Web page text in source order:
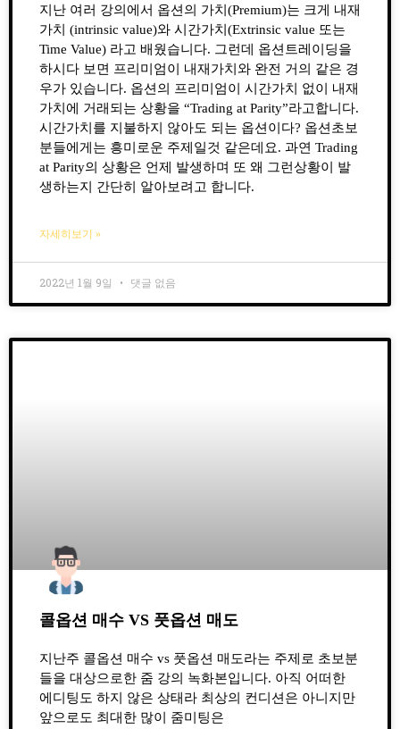
지난 여러 강의에서 옵션의 가치(Premium)는 크게 내재
가치 (intrinsic value)와 시간가치(Extrinsic value 또는
Time Value) 라고 배웠습니다. 그런데 옵션트레이딩을
하시다 보면 프리미엄이 내재가치와 완전 거의 같은 경
우가 있습니다. 옵션의 프리미엄이 시간가치 없이 내재
가치에 거래되는 상황을 “Trading at Parity”라고합니다.
시간가치를 지불하지 않아도 되는 옵션이다? 옵션초보
분들에게는 흥미로운 주제일것 같은데요. 과연 Trading
at Parity의 상황은 언제 발생하며 또 왜 그런상황이 발
생하는지 간단히 알아보려고 합니다.
자세히보기 »
2022년 1월 9일 댓글 없음
콜옵션 매수 VS 풋옵션 매도
지난주 콜옵션 매수 vs 풋옵션 매도라는 주제로 초보분
들을 대상으로한 줌 강의 녹화본입니다. 아직 어떠한
에디팅도 하지 않은 상태라 최상의 컨디션은 아니지만
앞으로도 최대한 많이 줌미팅은